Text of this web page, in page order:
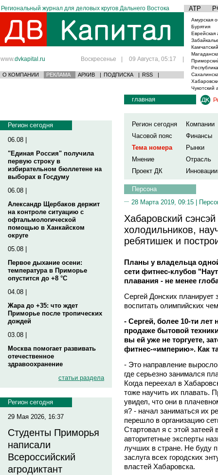
Региональный журнал для деловых кругов Дальнего Востока АТР
www.dvkapital.ru Воскресенье | 09 Августа, 05:17 |
О КОМПАНИИ РЕКЛАМА АРХИВ | ПОДПИСКА | RSS |
Амурская
Бурятия
Еврейская
Чукотский
Регион сегодня
06.08 |
"Единая Россия" получила
первую строку в
избирательном бюллетене на
выборах в Госдуму
06.08 |
Александр Щербаков держит
на контроле ситуацию с
офтальмологической
помощью в Ханкайском
округе
05.08 |
Первое дыхание осени:
температура в Приморье
опустится до +8 °C
04.08 |
Жара до +35: что ждет
Приморье после тропических
дождей
03.08 |
Москва помогает развивать
отечественное
здравоохранение
статьи раздела
Регион сегодня
29 Мая 2026, 16:37
Студенты Приморья
написали
Всероссийский
агродиктант
главная
Регион сегодня
Компании
Часовой пояс
Финансы
Тема номера
Рынки
Мнение
Отрасль
Проект ДК
Инновации
Персона
28 Марта 2019, 09:15 |
Хабаровский
холодильников,
ребятишек и
Планы у владельца
сети фитнес-клубов
плавания - не менее
Сергей Донских планирует
воспитать олимпийских
- Сергей, более 10-ти
продаже бытовой
вы ей уже не торгуете,
фитнес-«империю». Как
- Это направление
где серьезно занимался
Когда переехал в
тоже научить их плавать.
увидел, что они в
я? - начал заниматься их
перешло в организацию
Стартовал я с этой затеей
авторитетные эксперты
лучших в стране. Не буду
заслуга всех городских
властей Хабаровска.